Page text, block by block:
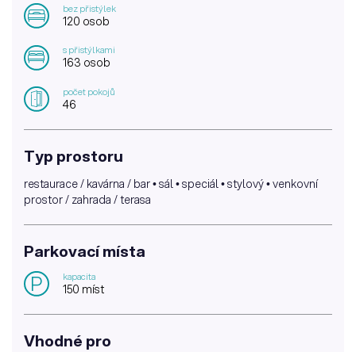
bez přistýlek
120 osob
s přistýlkami
163 osob
počet pokojů
46
Typ prostoru
restaurace / kavárna / bar • sál • speciál • stylový • venkovní
prostor / zahrada / terasa
Parkovací místa
P kapacita
150 míst
Vhodné pro